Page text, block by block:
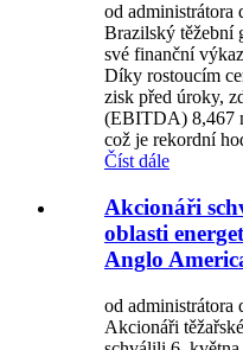
od administrátora
Brazilský těžební
své finanční
Díky rostoucím
zisk před úroky,
(EBITDA) 8,467
což je rekordní
Číst dále
Akcionáři
oblasti
Anglo
od administrátora
Akcionáři